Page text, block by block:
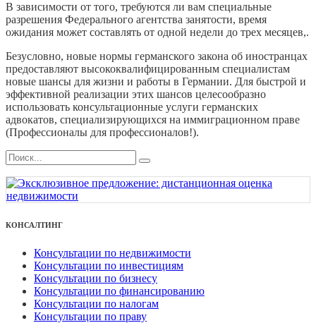
В зависимости от того, требуются ли вам специальные
разрешения Федерального агентства занятости, время
ожидания может составлять от одной недели до трех месяцев,.
Безусловно, новые нормы германского закона об иностранцах
предоставляют высококвалифицированным специалистам
новые шансы для жизни и работы в Германии. Для быстрой и
эффективной реализации этих шансов целесообразно
использовать консультационные услуги германских
адвокатов, специализирующихся на иммиграционном праве
(Профессионалы для профессионалов!).
КОНСАЛТИНГ
Консультации по недвижимости
Консультации по инвестициям
Консультации по бизнесу
Консультации по финансированию
Консультации по налогам
Консультации по праву